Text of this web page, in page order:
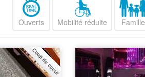
Musées, ...
Sortir
Commerces
Mode, ...
Ouverts
Mobilité réduite Famille
Coup de coeur